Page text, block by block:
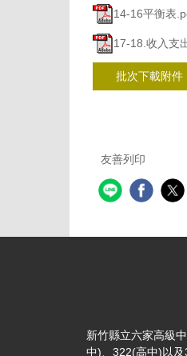
14-16平衡表
17-18.收入支
批次下載附件
友善列印
新竹縣立六家高級
中)、322(高中)以